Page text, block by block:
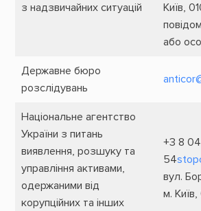
з надзвичайних ситуацій
Київ,
або
Державне бюро
розслідувань
Національне агентство
України з питань
виявлення, розшуку та
управління активами,
одержаними від
корупційних та інших
+3 8
54
вул.
м. Київ,